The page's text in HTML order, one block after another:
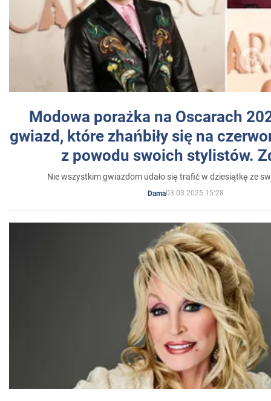
Modowa porażka na Oscarach
gwiazd, które zhańbiły się na
z powodu swoich stylistów.
Nie wszystkim gwiazdom udało się trafić w dziesiątkę ze
Dama03.03.2025 15:28